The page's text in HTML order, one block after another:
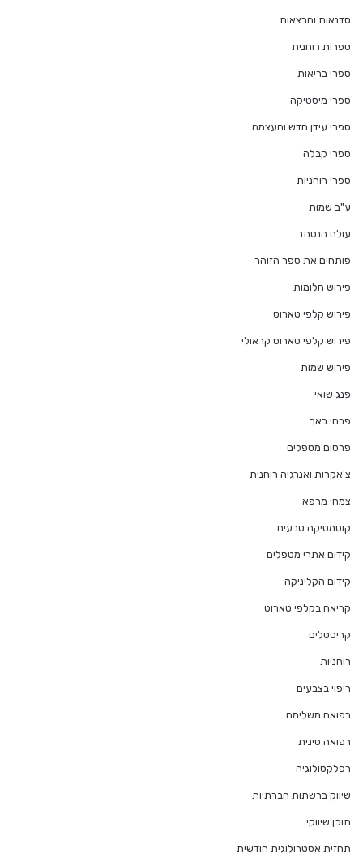
סדנאות והרצאות
ספרות רוחנית
ספרי בריאות
ספרי מיסטיקה
ספרי עידן חדש והעצמה
ספרי קבלה
ספרי רוחניות
ע"ב שמות
עולם הנסתר
פותחים את ספר הזוהר
פירוש חלומות
פירוש קלפי טארוט
פירוש קלפי טארוט קראולי
פירוש שמות
פנג שואי
פרחי באך
פרסום מטפלים
צ'אקרות ואנרגיה רוחנית
צמחי מרפא
קוסמטיקה טבעית
קידום אתרי מטפלים
קידום הקליניקה
קריאה בקלפי טארוט
קריסטלים
רוחניות
ריפוי בצבעים
רפואה משלימה
רפואה סינית
רפלקסולוגיה
שיווק ברשתות חברתיות
תוכן שיווקי
תחזית אסטרולוגית חודשית